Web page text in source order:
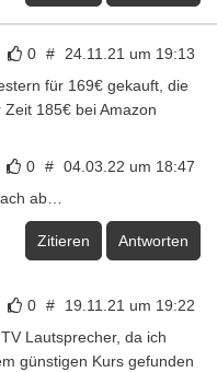
0 # 24.11.21 um 19:13
für 169€ gekauft, die
Zeit 185€ bei Amazon
0 # 04.03.22 um 18:47
ab…
Zitieren Antworten
0 # 19.11.21 um 19:22
Lautsprecher, da ich
günstigen Kurs gefunden